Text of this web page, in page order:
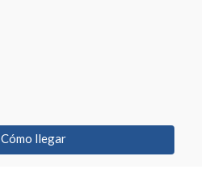
Cómo llegar